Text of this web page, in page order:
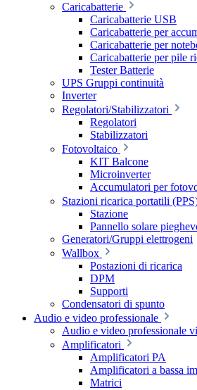
Caricabatterie
Caricabatterie USB
Caricabatterie per
Caricabatterie per
Caricabatterie per pile
Tester Batterie
UPS Gruppi continuità
Inverter
Regolatori/Stabilizzatori
Regolatori
Stabilizzatori
Fotovoltaico
KIT Balcone
Microinverter
Accumulatori per
Stazioni ricarica portatili
Stazione
Pannello solare
Generatori/Gruppi elettrogeni
Wallbox
Postazioni di ricarica
DPM
Supporti
Condensatori di spunto
Audio e video professionale
Audio e video professionale
Amplificatori
Amplificatori PA
Amplificatori a bassa
Matrici